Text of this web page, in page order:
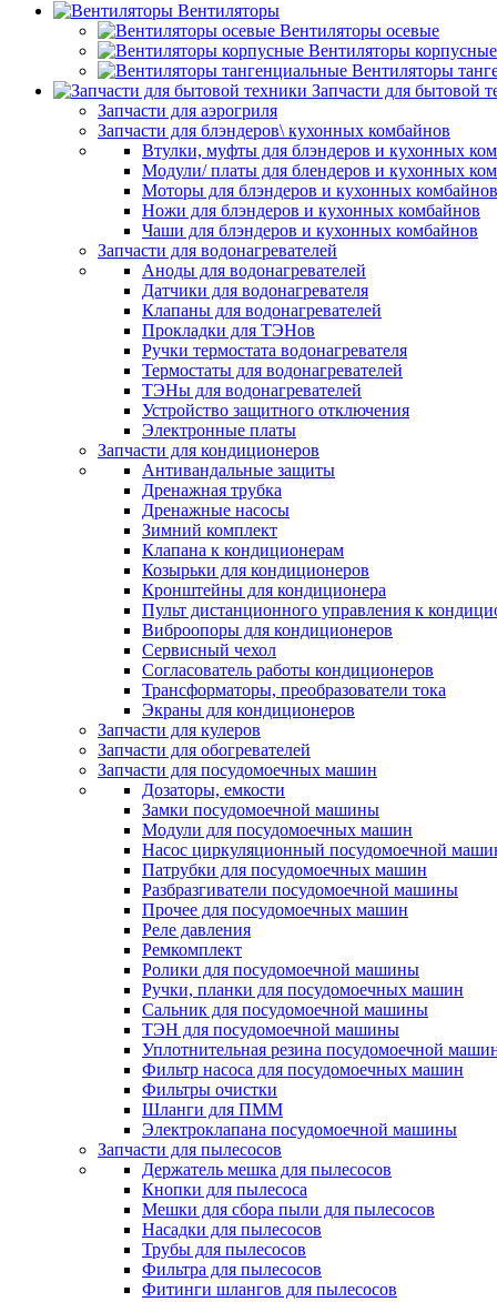
Вентиляторы
Вентиляторы осевые
Вентиляторы корпусные
Вентиляторы
Запчасти для бытовой
Запчасти для аэрогриля
Запчасти для блэндеров\ кухонных комбайнов
Втулки, муфты для блэндеров и кухонных
Модули/ платы для блендеров и кухонных
Моторы для блэндеров и кухонных комбайнов
Ножи для блэндеров и кухонных комбайнов
Чаши для блэндеров и кухонных комбайнов
Запчасти для водонагревателей
Аноды для водонагревателей
Датчики для водонагревателя
Клапаны для водонагревателей
Прокладки для ТЭНов
Ручки термостата водонагревателя
Термостаты для водонагревателей
ТЭНы для водонагревателей
Устройство защитного отключения
Электронные платы
Запчасти для кондиционеров
Антивандальные защиты
Дренажная трубка
Дренажные насосы
Зимний комплект
Клапана к кондиционерам
Козырьки для кондиционеров
Кронштейны для кондиционера
Пульт дистанционного управления к
Виброопоры для кондиционеров
Сервисный чехол
Согласователь работы кондиционеров
Трансформаторы, преобразователи тока
Экраны для кондиционеров
Запчасти для кулеров
Запчасти для обогревателей
Запчасти для посудомоечных машин
Дозаторы, емкости
Замки посудомоечной машины
Модули для посудомоечных машин
Насос циркуляционный посудомоечной
Патрубки для посудомоечных машин
Разбразгиватели посудомоечной машины
Прочее для посудомоечных машин
Реле давления
Ремкомплект
Ролики для посудомоечной машины
Ручки, планки для посудомоечных машин
Сальник для посудомоечной машины
ТЭН для посудомоечной машины
Уплотнительная резина посудомоечной
Фильтр насоса для посудомоечных машин
Фильтры очистки
Шланги для ПММ
Электроклапана посудомоечной машины
Запчасти для пылесосов
Держатель мешка для пылесосов
Кнопки для пылесоса
Мешки для сбора пыли для пылесосов
Насадки для пылесосов
Трубы для пылесосов
Фильтра для пылесосов
Фитинги шлангов для пылесосов